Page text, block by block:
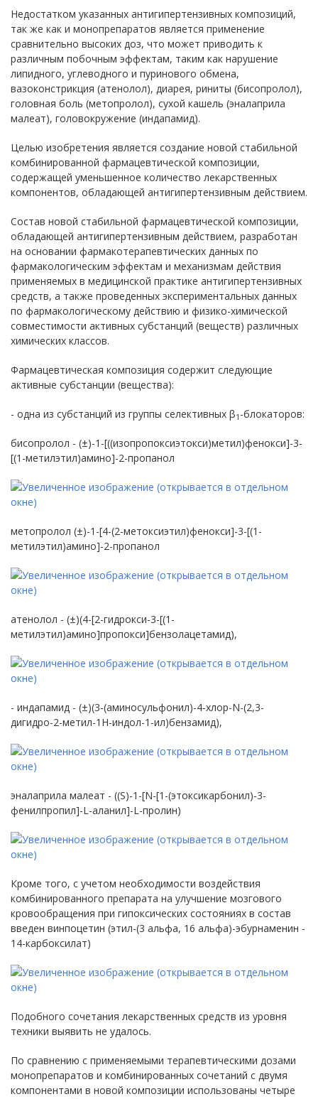
Недостатком указанных антигипертензивных композиций,
так же как и монопрепаратов является применение
сравнительно высоких доз, что может приводить к
различным побочным эффектам, таким как нарушение
липидного, углеводного и пуринового обмена,
вазоконстрикция (атенолол), диарея, риниты (бисопролол),
головная боль (метопролол), сухой кашель (эналаприла
малеат), головокружение (индапамид).
Целью изобретения является создание новой стабильной
комбинированной фармацевтической композиции,
содержащей уменьшенное количество лекарственных
компонентов, обладающей антигипертензивным действием.
Состав новой стабильной фармацевтической композиции,
обладающей антигипертензивным действием, разработан
на основании фармакотерапевтических данных по
фармакологическим эффектам и механизмам действия
применяемых в медицинской практике антигипертензивных
средств, а также проведенных экспериментальных данных
по фармакологическому действию и физико-химической
совместимости активных субстанций (веществ) различных
химических классов.
Фармацевтическая композиция содержит следующие
активные субстанции (вещества):
- одна из субстанций из группы селективных β1 -блокаторов:
бисопролол - (±)-1-[((изопропоксиэтокси)метил)фенокси]-3-
[(1-метилэтил)амино]-2-пропанол
метопролол (±)-1-[4-(2-метоксиэтил)фенокси]-3-[(1-
метилэтил)амино]-2-пропанол
атенолол - (±)(4-[2-гидрокси-3-[(1-
метилэтил)амино]пропокси]бензолацетамид),
- индапамид - (±)(3-(аминосульфонил)-4-хлор-N-(2,3-
дигидро-2-метил-1Н-индол-1-ил)бензамид),
эналаприла малеат - ((S)-1-[N-[1-(этоксикарбонил)-3-
фенилпропил]-L-аланил]-L-пролин)
Кроме того, с учетом необходимости воздействия
комбинированного препарата на улучшение мозгового
кровообращения при гипоксических состояниях в состав
введен винпоцетин (этил-(3 альфа, 16 альфа)-эбурнаменин -
14-карбоксилат)
Подобного сочетания лекарственных средств из уровня
техники выявить не удалось.
По сравнению с применяемыми терапевтическими дозами
монопрепаратов и комбинированных сочетаний с двумя
компонентами в новой композиции использованы четыре